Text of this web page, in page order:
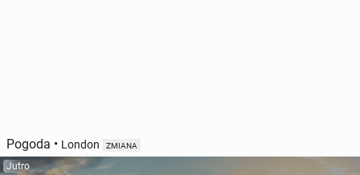
Pogoda • London ZMIANA
Jutro